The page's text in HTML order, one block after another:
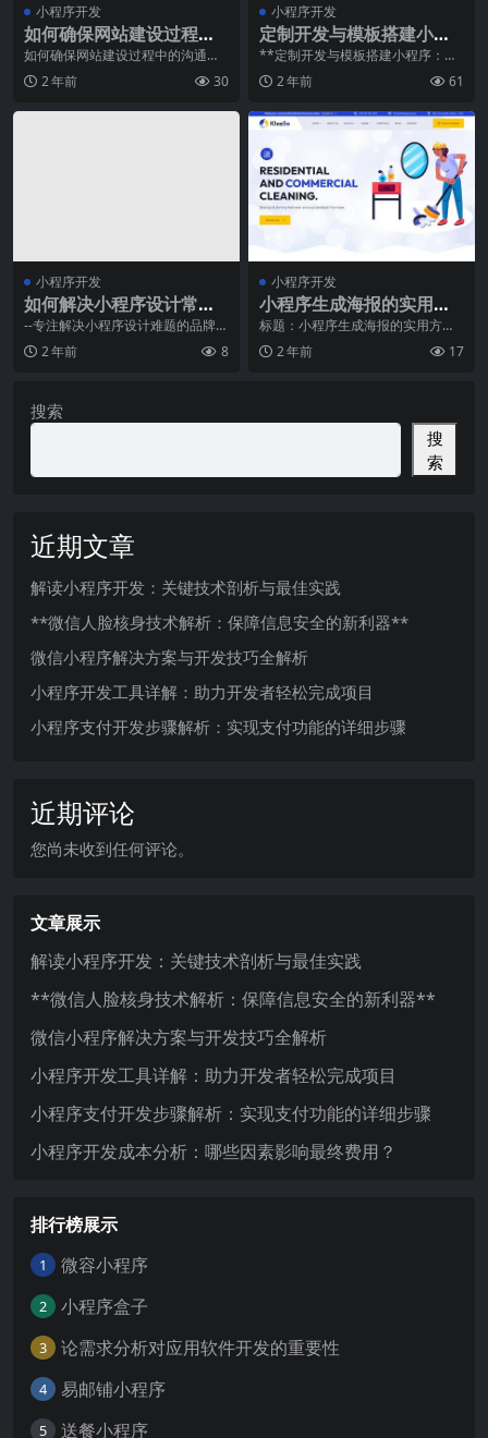
小程序开发
如何确保网站建设过程中
的沟通顺畅？
如何确保网站建设过程中的沟通顺
畅？随着互联网技术的不断发展，
越来越多的企业和个人
2 年前 30
小程序开发
定制开发与模板搭建小程
序：哪个更经济？
**定制开发与模板搭建小程序：哪
个更经济？**随着移动互联网的快
速发展，小程序已
2 年前 61
小程序开发
如何解决小程序设计常见
问题
--专注解决小程序设计难题的品牌小
程序设计作为移动互联网时代的一
项重要创新，已经
2 年前 8
小程序开发
小程序生成海报的实用方
法与技巧
标题：小程序生成海报的实用方法
与技巧：海报设计轻松搞定，品牌
形象高效传播随着互联
2 年前 17
搜索
搜
索
近期文章
解读小程序开发：关键技术剖析与最佳实践
**微信人脸核身技术解析：保障信息安全的新利器**
微信小程序解决方案与开发技巧全解析
小程序开发工具详解：助力开发者轻松完成项目
小程序支付开发步骤解析：实现支付功能的详细步骤
近期评论
您尚未收到任何评论。
文章展示
解读小程序开发：关键技术剖析与最佳实践
**微信人脸核身技术解析：保障信息安全的新利器**
微信小程序解决方案与开发技巧全解析
小程序开发工具详解：助力开发者轻松完成项目
小程序支付开发步骤解析：实现支付功能的详细步骤
小程序开发成本分析：哪些因素影响最终费用？
排行榜展示
1 微容小程序
2 小程序盒子
3 论需求分析对应用软件开发的重要性
4 易邮铺小程序
5 送餐小程序